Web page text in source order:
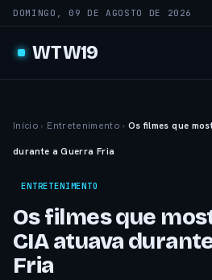
DOMINGO, 09 DE AGOSTO DE 2026
WTW19
Início › Entretenimento › Os filmes que
durante a Guerra Fria
ENTRETENIMENTO
Os filmes que
CIA atuava
Fria